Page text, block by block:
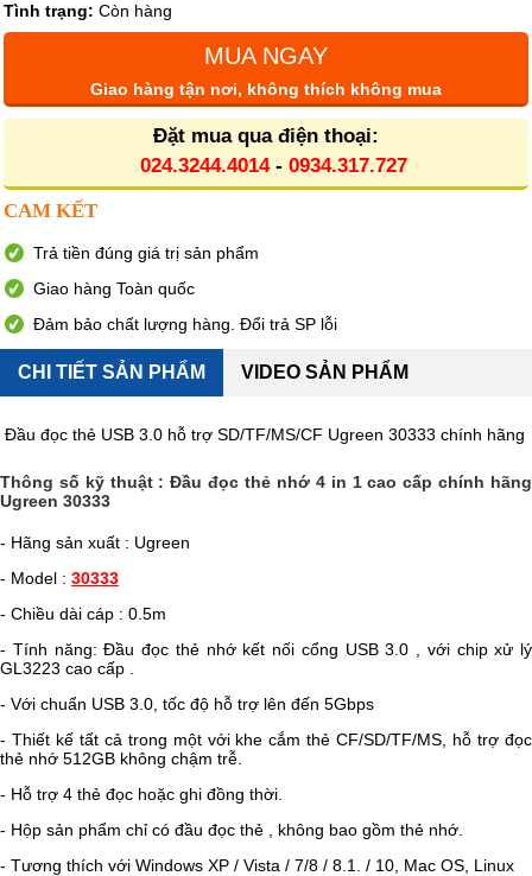
Tình trạng: Còn hàng
MUA NGAY
Giao hàng tận nơi, không thích không mua
Đặt mua qua điện thoại:
024.3244.4014- 0934.317.727
CAM KẾT
Trả tiền đúng giá trị sản phẩm
Giao hàng Toàn quốc
Đảm bảo chất lượng hàng. Đổi trả SP lỗi
CHI TIẾT SẢN PHẨM VIDEO SẢN PHẨM
Đầu đọc thẻ USB 3.0 hỗ trợ SD/TF/MS/CF Ugreen 30333 chính hãng
Thông số kỹ thuật : Đầu đọc thẻ nhớ 4 in 1 cao cấp chính hãng
Ugreen 30333
- Hãng sản xuất : Ugreen
- Model : 30333
- Chiều dài cáp : 0.5m
- Tính năng: Đầu đọc thẻ nhớ kết nối cổng USB 3.0 , với chip xử lý
GL3223 cao cấp .
- Với ​​chuẩn USB 3.0, tốc độ hỗ trợ lên đến 5Gbps
- Thiết kế tất cả trong một với khe cắm thẻ CF/SD/TF/MS, hỗ trợ đọc
thẻ nhớ 512GB không chậm trễ.
- Hỗ trợ 4 thẻ đọc hoặc ghi đồng thời.
- Hộp sản phẩm chỉ có đầu đọc thẻ , không bao gồm thẻ nhớ.
- Tương thích với Windows XP / Vista / 7/8 / 8.1. / 10, Mac OS, Linux